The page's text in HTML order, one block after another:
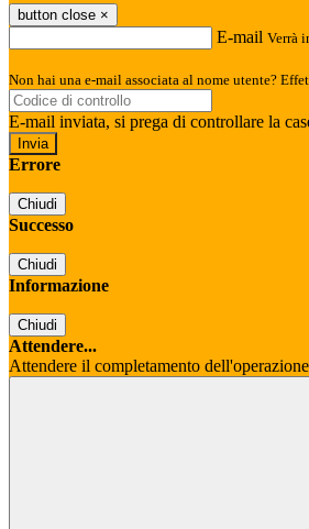
button close ×
E-mail Verrà
Non hai una e-mail associata al nome utente?
E-mail inviata, si prega di controllare la
Errore
Chiudi
Successo
Chiudi
Informazione
Chiudi
Attendere...
Attendere il completamento